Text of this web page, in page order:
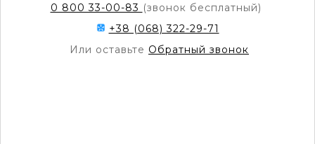
0 800 33-00-83 (звонок бесплатный)
+38 (068) 322-29-71
Или оставьте Обратный звонок